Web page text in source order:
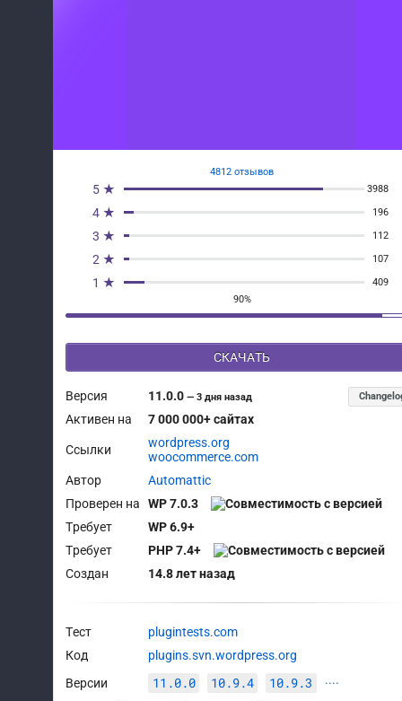
4812 отзывов
5 ★ 3988
4 ★ 196
3 ★ 112
2 ★ 107
1 ★
409
90%
СКАЧАТЬ
Версия 11.0.0—3 дня назад
Активен на 7 000 000+ сайтах
Ссылки
wordpress.org
woocommerce.com
Автор
Automattic
Проверен на
WP 7.0.3
Требует
WP 6.9+
Требует
PHP 7.4+
Создан
14.8 лет назад
Тест
plugintests.com
Код
plugins.svn.wordpress.org
Версии
11.0.0 10.9.4 10.9.3 ····